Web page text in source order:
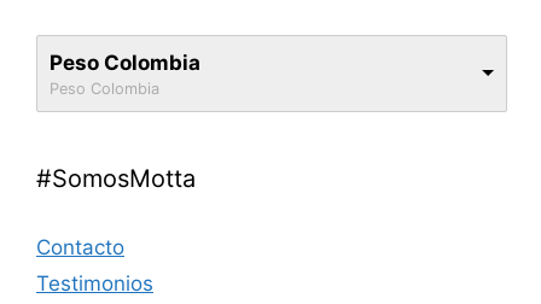
Peso Colombia
Peso Colombia
#SomosMotta
Contacto
Testimonios